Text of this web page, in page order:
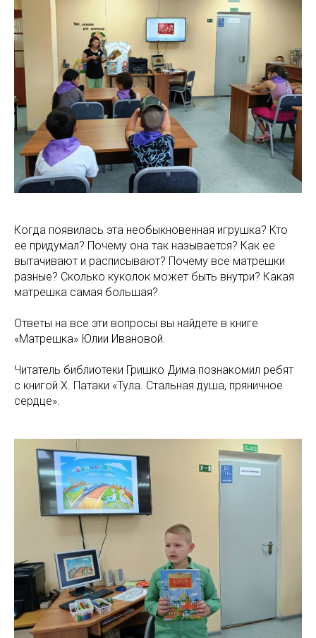
Когда появилась эта необыкновенная игрушка? Кто
ее придумал? Почему она так называется? Как ее
вытачивают и расписывают? Почему все матрешки
разные? Сколько куколок может быть внутри? Какая
матрешка самая большая?
Ответы на все эти вопросы вы найдете в книге
«Матрешка» Юлии Ивановой.
Читатель библиотеки Гришко Дима познакомил ребят
с книгой Х. Патаки «Тула. Стальная душа, пряничное
сердце».